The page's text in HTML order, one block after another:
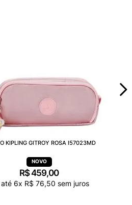
KIPLING GITROY ROSA I57023MD
R$459,00
até 6x R$ 76,50 sem juros